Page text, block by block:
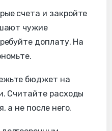
счета и закройте
чужие
доплату. На
бюджет на
Считайте расходы
а не после него.